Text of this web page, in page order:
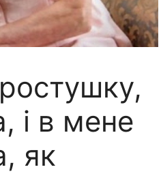
і в мене
як